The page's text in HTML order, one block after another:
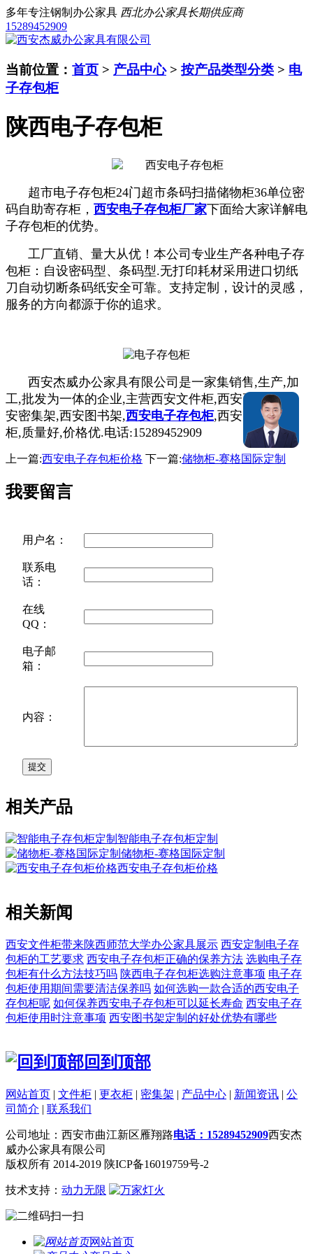
多年专注钢制办公家具 西北办公家具长期供应商
15289452909
当前位置： 首页 > 产品中心> 按产品类型分类 > 电
子存包柜
陕西电子存包柜
超市电子存包柜24门超市条码扫描储物柜36单位密
码自助寄存柜， 西安电子存包柜厂家下面给大家详解电
子存包柜的优势。
工厂直销、量大从优！本公司专业生产各种电子存
包柜：自设密码型、条码型.无打印耗材采用进口切纸
刀自动切断条码纸安全可靠。支持定制，设计的灵感，
服务的方向都源于你的追求。
西安杰威办公家具有限公司是一家集销售,生产,加
工,批发为一体的企业,主营西安文件柜,西安更衣柜,西
安密集架,西安图书架,西安电子存包柜,西安电子储物
柜,质量好,价格优.电话:15289452909
上一篇:西安电子存包柜价格 下一篇:储物柜-赛格国际定制
我要留言
用户名：
联系电
话：
在线
QQ：
电子邮
箱：
内容：
相关产品
智能电子存包柜定制
储物柜-赛格国际定制
西安电子存包柜价格
相关新闻
西安文件柜带来陕西师范大学办公家具展示 西安定制电子存
包柜的工艺要求 西安电子存包柜正确的保养方法 选购电子存
包柜有什么方法技巧吗 陕西电子存包柜选购注意事项 电子存
包柜使用期间需要清洁保养吗 如何选购一款合适的西安电子
存包柜呢 如何保养西安电子存包柜可以延长寿命 西安电子存
包柜使用时注意事项 西安图书架定制的好处优势有哪些
回到顶部
网站首页 | 文件柜 | 更衣柜 | 密集架 | 产品中心 | 新闻资讯 | 公
司简介 | 联系我们
公司地址：西安市曲江新区雁翔路电话：15289452909西安杰
威办公家具有限公司
版权所有 2014-2019 陕ICP备16019759号-2
技术支持： 动力无限
扫一扫
网站首页